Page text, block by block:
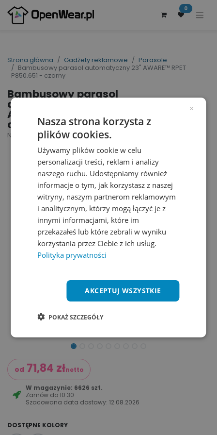
0
Strona główna Gadżety reklamowe
Parasole
Bambusowy parasol automatyczny 23" AWARE™ RPET
P850.651 - czarny
Bambusowy parasol
automatyczny 23"
AWARE™ RPET P850.651 -
czarny
Nr artykułu dostawcy: P850.651 | ID : 28792
od 71,84 złnetto
W magazynie: 6626 szt.
Zamów do10:30
Szacowana data dostawy:12.08.2026
DOSTĘPNE KOLORY
×
Nasza strona korzysta z
plików cookies.
Używamy plików cookie w celu
personalizacji treści, reklam i analizy
naszego ruchu. Udostępniamy również
informacje o tym, jak korzystasz z naszej
witryny, naszym partnerom reklamowym
i analitycznym, którzy mogą łączyć je z
innymi informacjami, które im
przekazałeś lub które zebrali w wyniku
korzystania przez Ciebie z ich usług.
Polityka prywatności
AKCEPTUJ WSZYSTKIE
POKAŻ SZCZEGÓŁY